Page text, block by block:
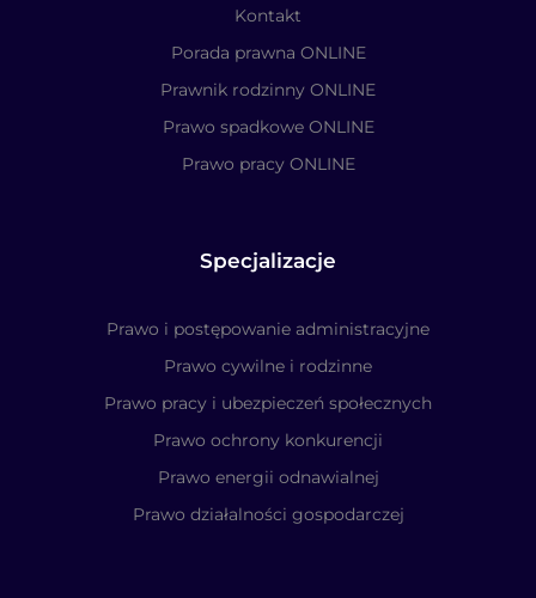
Kontakt
Porada prawna ONLINE
Prawnik rodzinny ONLINE
Prawo spadkowe ONLINE
Prawo pracy ONLINE
Specjalizacje
Prawo i postępowanie administracyjne
Prawo cywilne i rodzinne
Prawo pracy i ubezpieczeń społecznych
Prawo ochrony konkurencji
Prawo energii odnawialnej
Prawo działalności gospodarczej